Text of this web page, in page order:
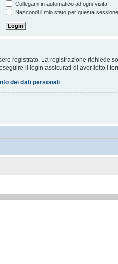
Collegami in automatico ad ogni visita
Nascondi il mio stato per questa sessione
registrato. La registrazione richiede
il login assicurati di aver letto i
dei dati personali